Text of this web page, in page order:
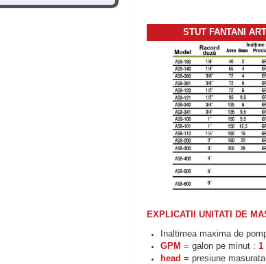
STUT FANTANI
EXPLICATII UNITATI DE
Inaltimea maxima de
GPM = galon pe minut : 1
head = presiune